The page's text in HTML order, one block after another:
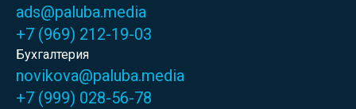
ads@paluba.media
+7 (969) 212-19-03
Бухгалтерия
novikova@paluba.media
+7 (999) 028-56-78